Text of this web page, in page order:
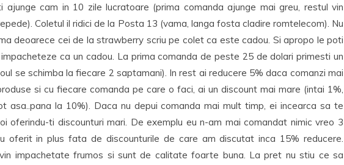
ajunge cam in 10 zile lucratoare (prima comanda ajunge mai greu, restul vin
Coletul il ridici de la Posta 13 (vama, langa fosta cladire romtelecom). Nu
deoarece cei de la strawberry scriu pe colet ca este cadou. Si apropo le poti
ca un cadou. La prima comanda de peste 25 de dolari primesti un
se schimba la fiecare 2 saptamani). In rest ai reducere 5% daca comanzi mai
si cu fiecare comanda pe care o faci, ai un discount mai mare (intai 1%,
asa..pana la 10%). Daca nu depui comanda mai mult timp, ei incearca sa te
oferindu-ti discounturi mari. De exemplu eu n-am mai comandat nimic vreo 3
oferit in plus fata de discounturile de care am discutat inca 15% reducere.
impachetate frumos si sunt de calitate foarte buna. La pret nu stiu ce sa